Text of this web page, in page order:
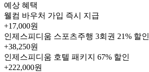
예상 혜택
웰컴 바우처 가입 즉시 지급
+17,000원
인제스피디움 스포츠주행 3회권 21% 할인
+38,250원
인제스피디움 호텔 패키지 67% 할인
+222,000원